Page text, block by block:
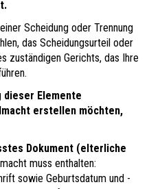
Scheidung oder Trennung
das Scheidungsurteil oder
zuständigen Gerichts, das Ihre
dieser Elemente
erstellen möchten,
Dokument (elterliche
muss enthalten:
sowie Geburtsdatum und -